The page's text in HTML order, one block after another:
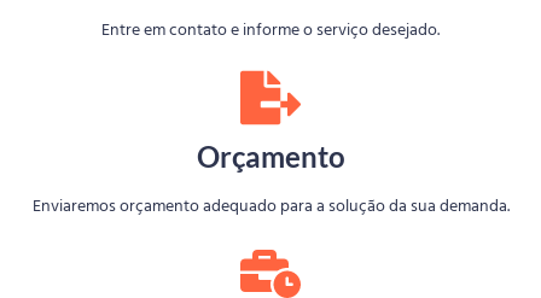
Entre em contato e informe o serviço desejado.
Orçamento
Enviaremos orçamento adequado para a solução da sua demanda.